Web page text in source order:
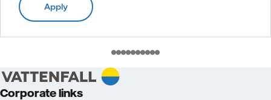
Apply
Corporate links